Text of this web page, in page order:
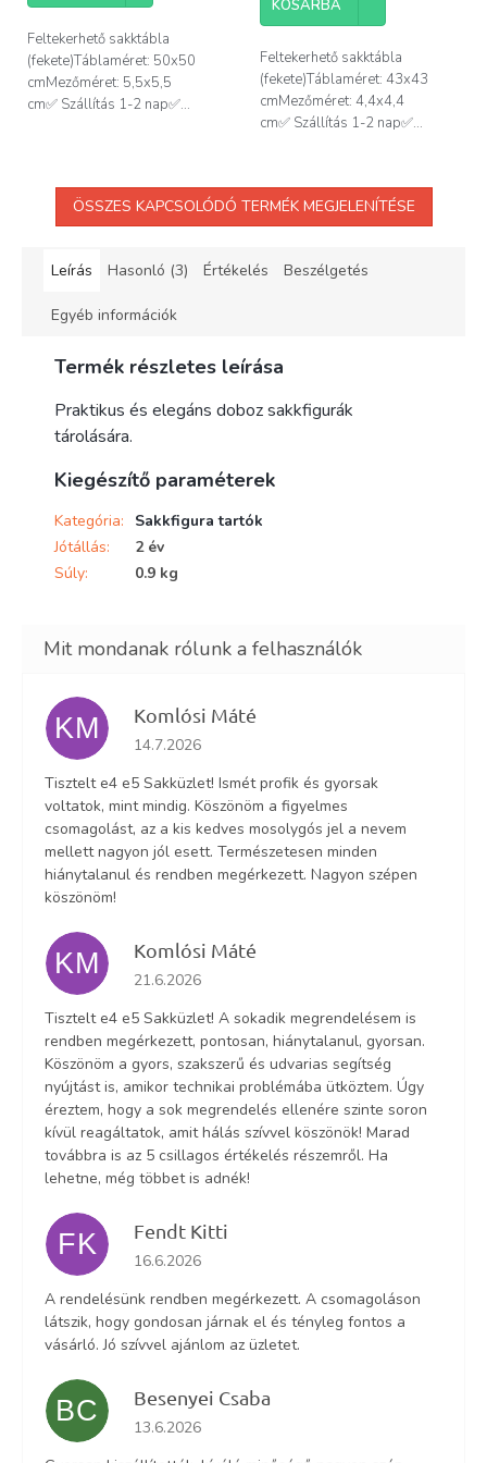
5,0
csillag.
Feltekerhető sakktábla
(fekete)Táblaméret: 50x50
cmMezőméret: 5,5x5,5
cm✅ Szállítás 1-2 nap✅...
KOSÁRBA
Feltekerhető sakktábla
(fekete)Táblaméret: 43x43
cmMezőméret: 4,4x4,4
cm✅ Szállítás 1-2 nap✅...
ÖSSZES KAPCSOLÓDÓ TERMÉK MEGJELENÍTÉSE
Leírás Hasonló (3) Értékelés Beszélgetés
Egyéb információk
Termék részletes leírása
Praktikus és elegáns doboz sakkfigurák
tárolására.
Kiegészítő paraméterek
Kategória:
Sakkfigura tartók
Jótállás:
2 év
Súly: 0.9 kg
KM Komlósi Máté
Az áruház értékelése 5-ből 5 csillag.
14.7.2026
Tisztelt e4 e5 Sakküzlet! Ismét profik és gyorsak
voltatok, mint mindig. Köszönöm a figyelmes
csomagolást, az a kis kedves mosolygós jel a nevem
mellett nagyon jól esett. Természetesen minden
hiánytalanul és rendben megérkezett. Nagyon szépen
köszönöm!
KM Komlósi Máté
Az áruház értékelése 5-ből 5 csillag.
21.6.2026
Tisztelt e4 e5 Sakküzlet! A sokadik megrendelésem is
rendben megérkezett, pontosan, hiánytalanul, gyorsan.
Köszönöm a gyors, szakszerű és udvarias segítség
nyújtást is, amikor technikai problémába ütköztem. Úgy
éreztem, hogy a sok megrendelés ellenére szinte soron
kívül reagáltatok, amit hálás szívvel köszönök! Marad
továbbra is az 5 csillagos értékelés részemről. Ha
lehetne, még többet is adnék!
FK Fendt Kitti
Az áruház értékelése 5-ből 5 csillag.
16.6.2026
A rendelésünk rendben megérkezett. A csomagoláson
látszik, hogy gondosan járnak el és tényleg fontos a
vásárló. Jó szívvel ajánlom az üzletet.
BC Besenyei Csaba
Az áruház értékelése 5-ből 5 csillag.
13.6.2026